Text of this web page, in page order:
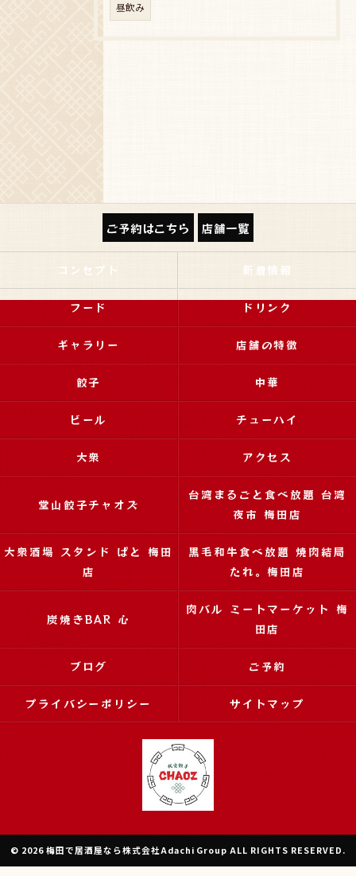
昼飲み
ご予約はこちら 店舗一覧
コンセプト 新着情報
フード ドリンク
ギャラリー 店舗の特徴
餃子 中華
ビール チューハイ
大衆 アクセス
堂山餃子チャオズ
台湾まるごと食べ放題 台湾
夜市 梅田店
大衆酒場 スタンド ぱと 梅田
店
黒毛和牛食べ放題 焼肉結局
たれ。梅田店
炭焼きBAR 心
肉バル ミートマーケット 梅
田店
ブログ ご予約
プライバシーポリシー サイトマップ
© 2026 梅田で居酒屋なら株式会社Adachi Group ALL RIGHTS RESERVED.